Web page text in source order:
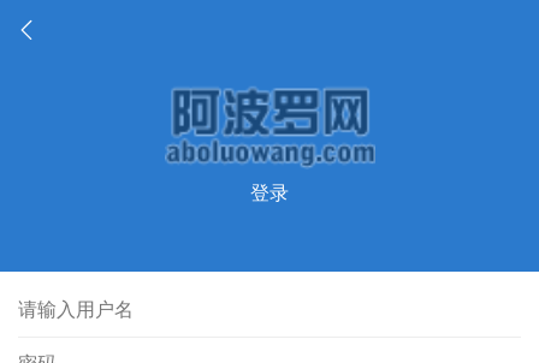
登录